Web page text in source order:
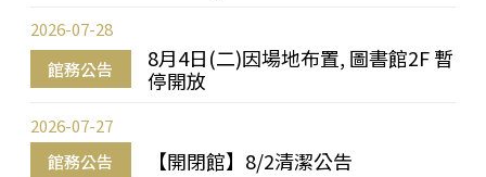
館務公告
8月4日(二)因場地布置, 圖書館2F 暫
停開放
2026-07-28
館務公告 【開閉館】8/2清潔公告
2026-07-27